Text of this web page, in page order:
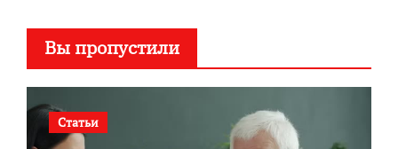
Вы пропустили
Статьи